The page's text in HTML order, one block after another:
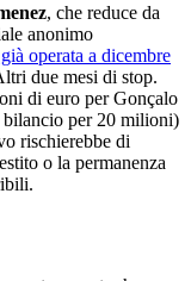
, che reduce da
anonimo
operata a dicembre
due mesi di stop.
di euro per Gonçalo
bilancio per 20 milioni)
rischierebbe di
o la permanenza